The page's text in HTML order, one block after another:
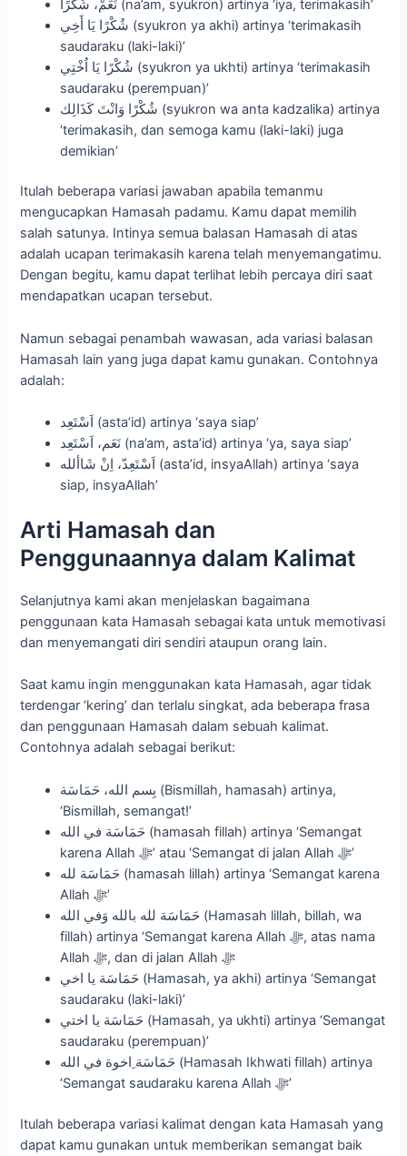
نَعَمْ، شُكْرًا (na’am, syukron) artinya ‘iya, terimakasih’
شُكْرًا يَا أَخِي (syukron ya akhi) artinya ‘terimakasih
saudaraku (laki-laki)’
شُكْرًا يَا اُخْتِي (syukron ya ukhti) artinya ‘terimakasih
saudaraku (perempuan)’
شُكْرًا وَانْتَ كَذَالِك (syukron wa anta kadzalika) artinya
‘terimakasih, dan semoga kamu (laki-laki) juga
demikian’
Itulah beberapa variasi jawaban apabila temanmu
mengucapkan Hamasah padamu. Kamu dapat memilih
salah satunya. Intinya semua balasan Hamasah di atas
adalah ucapan terimakasih karena telah menyemangatimu.
Dengan begitu, kamu dapat terlihat lebih percaya diri saat
mendapatkan ucapan tersebut.
Namun sebagai penambah wawasan, ada variasi balasan
Hamasah lain yang juga dapat kamu gunakan. Contohnya
adalah:
اَسْتَعِد (asta’id) artinya ‘saya siap’
نَعَم، اَسْتَعِد (na’am, asta’id) artinya ‘ya, saya siap’
اَسْتَعِدّ، اِنْ شَاألله (asta’id, insyaAllah) artinya ‘saya
siap, insyaAllah’
Arti Hamasah dan
Penggunaannya dalam Kalimat
Selanjutnya kami akan menjelaskan bagaimana
penggunaan kata Hamasah sebagai kata untuk memotivasi
dan menyemangati diri sendiri ataupun orang lain.
Saat kamu ingin menggunakan kata Hamasah, agar tidak
terdengar ‘kering’ dan terlalu singkat, ada beberapa frasa
dan penggunaan Hamasah dalam sebuah kalimat.
Contohnya adalah sebagai berikut:
بِسم الله، حَمَاسَة (Bismillah, hamasah) artinya,
‘Bismillah, semangat!’
حَمَاسَة في الله (hamasah fillah) artinya ‘Semangat
karena Allah ﷻ’ atau ‘Semangat di jalan Allah ﷻ’
حَمَاسَة لله (hamasah lillah) artinya ‘Semangat karena
Allah ﷻ’
حَمَاسَة لله بالله وَفي الله (Hamasah lillah, billah, wa
fillah) artinya ‘Semangat karena Allah ﷻ, atas nama
Allah ﷻ, dan di jalan Allah ﷻ
حَمَاسَة يا اخي (Hamasah, ya akhi) artinya ‘Semangat
saudaraku (laki-laki)’
حَمَاسَة يا اختي (Hamasah, ya ukhti) artinya ‘Semangat
saudaraku (perempuan)’
حَمَاسَة ِاخوة في الله (Hamasah Ikhwati fillah) artinya
‘Semangat saudaraku karena Allah ﷻ’
Itulah beberapa variasi kalimat dengan kata Hamasah yang
dapat kamu gunakan untuk memberikan semangat baik